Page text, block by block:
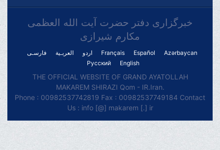
خبرگزاری دفتر حضرت آیت الله العظمی
مکارم شیرازی
فارسـی العربـیة اردو Français Español
Azərbaycan
Русский
English
THE OFFICIAL WEBSITE OF GRAND AYATOLLAH
MAKAREM SHIRAZI Qom - IR.Iran.
Phone : 00982537742819 Fax : 00982537749184 Contact
Us : info [@] makarem [.] ir